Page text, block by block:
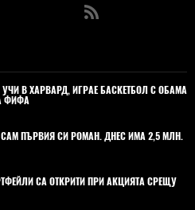
В ХАРВАРД, ИГРАЕ БАСКЕТБОЛ С ОБАМА
ФИФА
ПЪРВИЯ СИ РОМАН. ДНЕС ИМА 2,5 МЛН.
СА ОТКРИТИ ПРИ АКЦИЯТА СРЕЩУ